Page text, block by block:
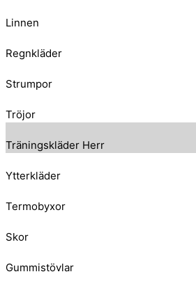
Linnen
Regnkläder
Strumpor
Tröjor
Träningskläder Herr
Ytterkläder
Termobyxor
Skor
Gummistövlar